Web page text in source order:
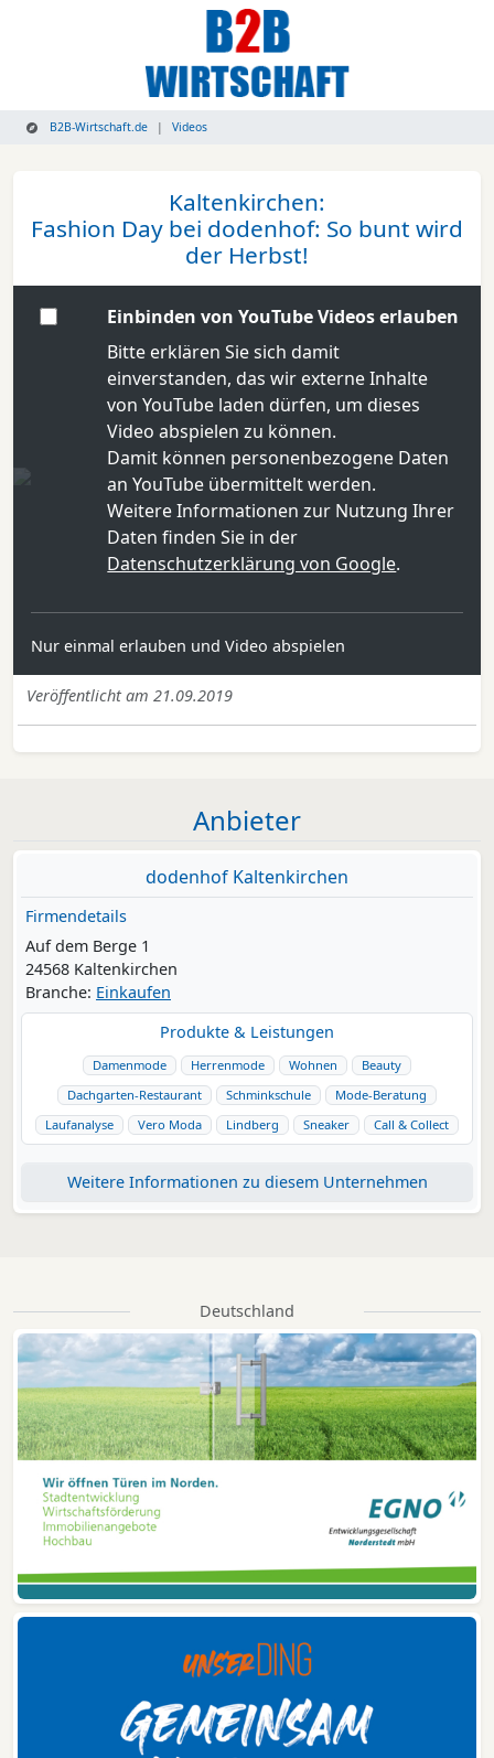
B2B-Wirtschaft.de Videos
Kaltenkirchen:
Fashion Day bei dodenhof: So bunt wird
der Herbst!
Einbinden von YouTube Videos erlauben
Bitte erklären Sie sich damit
einverstanden, das wir externe Inhalte
von YouTube laden dürfen, um dieses
Video abspielen zu können.
Damit können personenbezogene Daten
an YouTube übermittelt werden.
Weitere Informationen zur Nutzung Ihrer
Daten finden Sie in der
Datenschutzerklärung von Google.
Nur einmal erlauben und Video abspielen
Veröffentlicht am 21.09.2019
Anbieter
dodenhof Kaltenkirchen
Firmendetails
Auf dem Berge 1
24568 Kaltenkirchen
Branche: Einkaufen
Produkte & Leistungen
Damenmode Herrenmode Wohnen
Beauty
Dachgarten-Restaurant
Schminkschule
Mode-Beratung
Laufanalyse
Vero Moda Lindberg Sneaker Call & Collect
Weitere Informationen zu diesem Unternehmen
Deutschland